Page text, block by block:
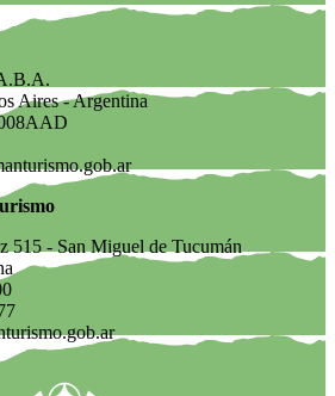
Aires - Argentina
515 - San Miguel de Tucumán